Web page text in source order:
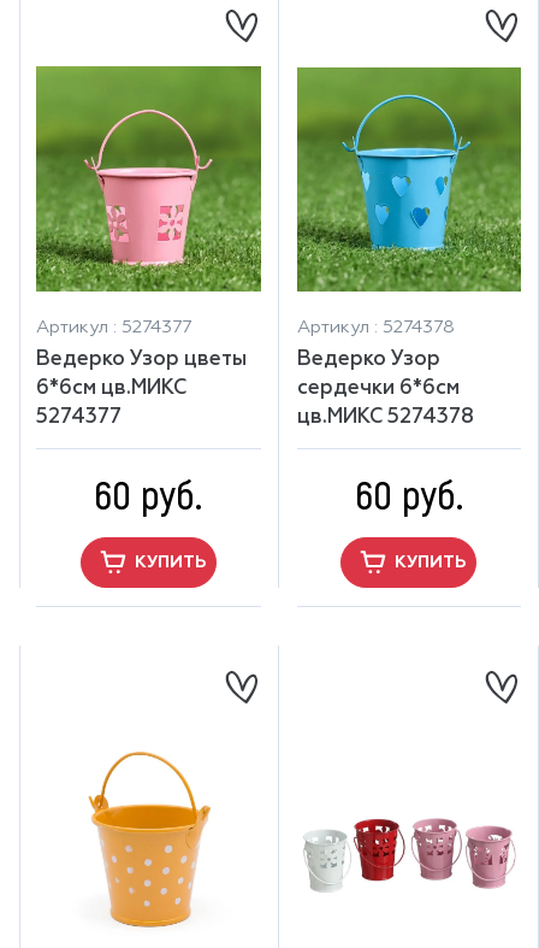
Артикул : 5274377
Ведерко Узор цветы
6*6см цв.МИКС
5274377
60 руб.
КУПИТЬ
Артикул : 5274378
Ведерко Узор
сердечки 6*6см
цв.МИКС 5274378
60 руб.
КУПИТЬ